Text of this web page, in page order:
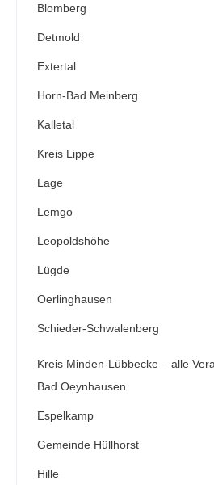
Blomberg
Detmold
Extertal
Horn-Bad Meinberg
Kalletal
Kreis Lippe
Lage
Lemgo
Leopoldshöhe
Lügde
Oerlinghausen
Schieder-Schwalenberg
Kreis Minden-Lübbecke – alle
Bad Oeynhausen
Espelkamp
Gemeinde Hüllhorst
Hille